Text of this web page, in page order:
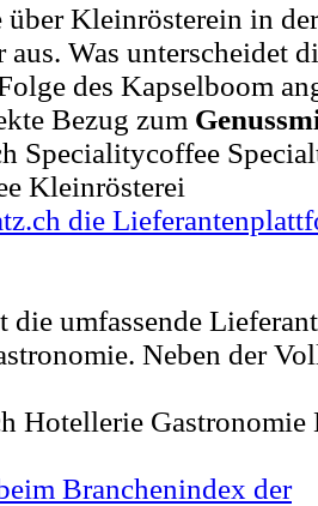
Kleinrösterein in
Was unterscheidet
des Kapselboom
Bezug zum
Specialitycoffee
Kleinrösterei
die
die umfassende
Neben der
Hotellerie Gastronomie
Branchenindex der